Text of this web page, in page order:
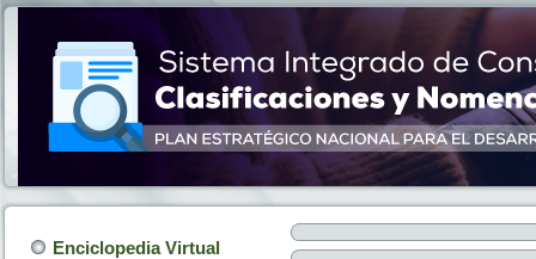
Enciclopedia Virtual